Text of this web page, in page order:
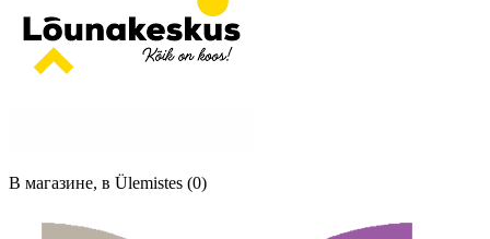
В магазине, в Ülemistes (0)